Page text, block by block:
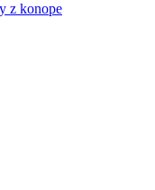
z konope